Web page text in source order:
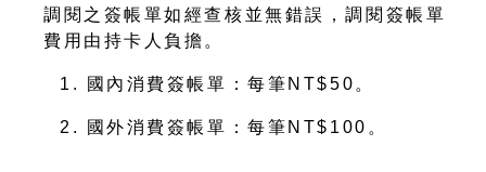
調閱之簽帳單如經查核並無錯誤，調閱簽帳單
費用由持卡人負擔。
國內消費簽帳單：每筆NT$50。
國外消費簽帳單：每筆NT$100。